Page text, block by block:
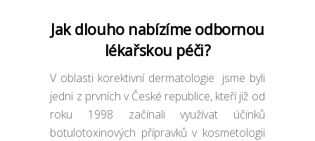
Jak dlouho nabízíme odbornou
lékařskou péči?
V oblasti korektivní dermatologie jsme byli
jedni z prvních v České republice, kteří již od
roku 1998 začínali využívat účinků
botulotoxinových přípravků v kosmetologii